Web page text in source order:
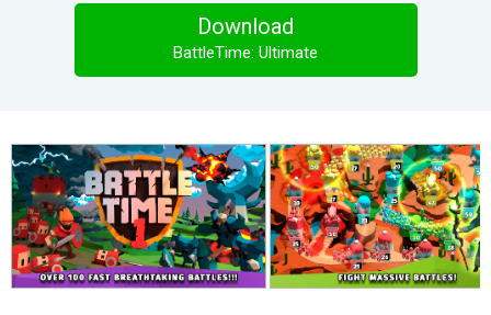
Download
BattleTime: Ultimate